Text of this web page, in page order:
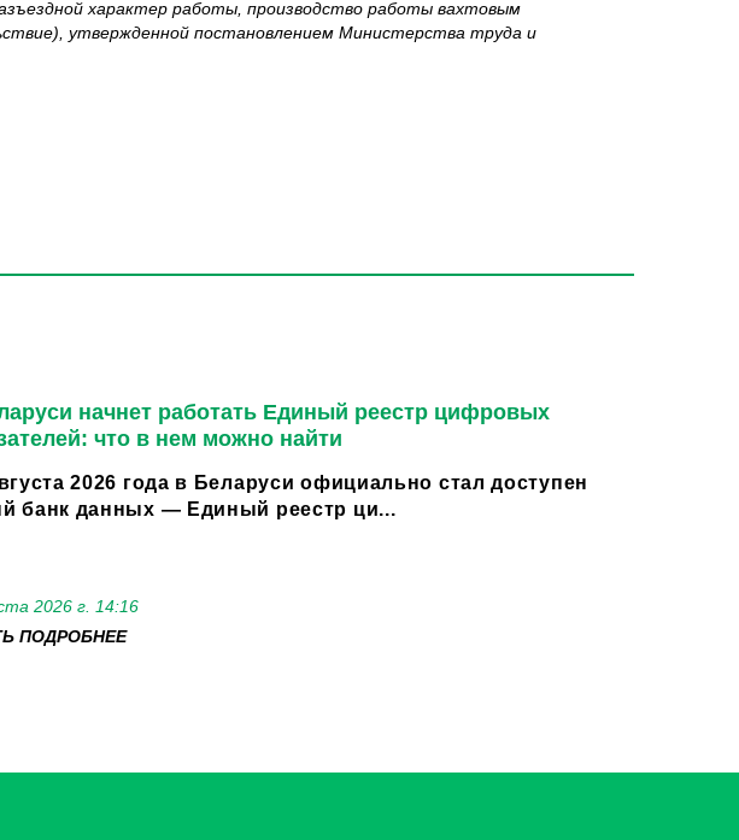
характер работы, производство работы вахтовым
утвержденной постановлением Министерства труда и
начнет работать Единый реестр цифровых
что в нем можно найти
2026 года в Беларуси официально стал доступен
банк данных — Единый реестр ци...
2026 г. 14:16
ПОДРОБНЕЕ